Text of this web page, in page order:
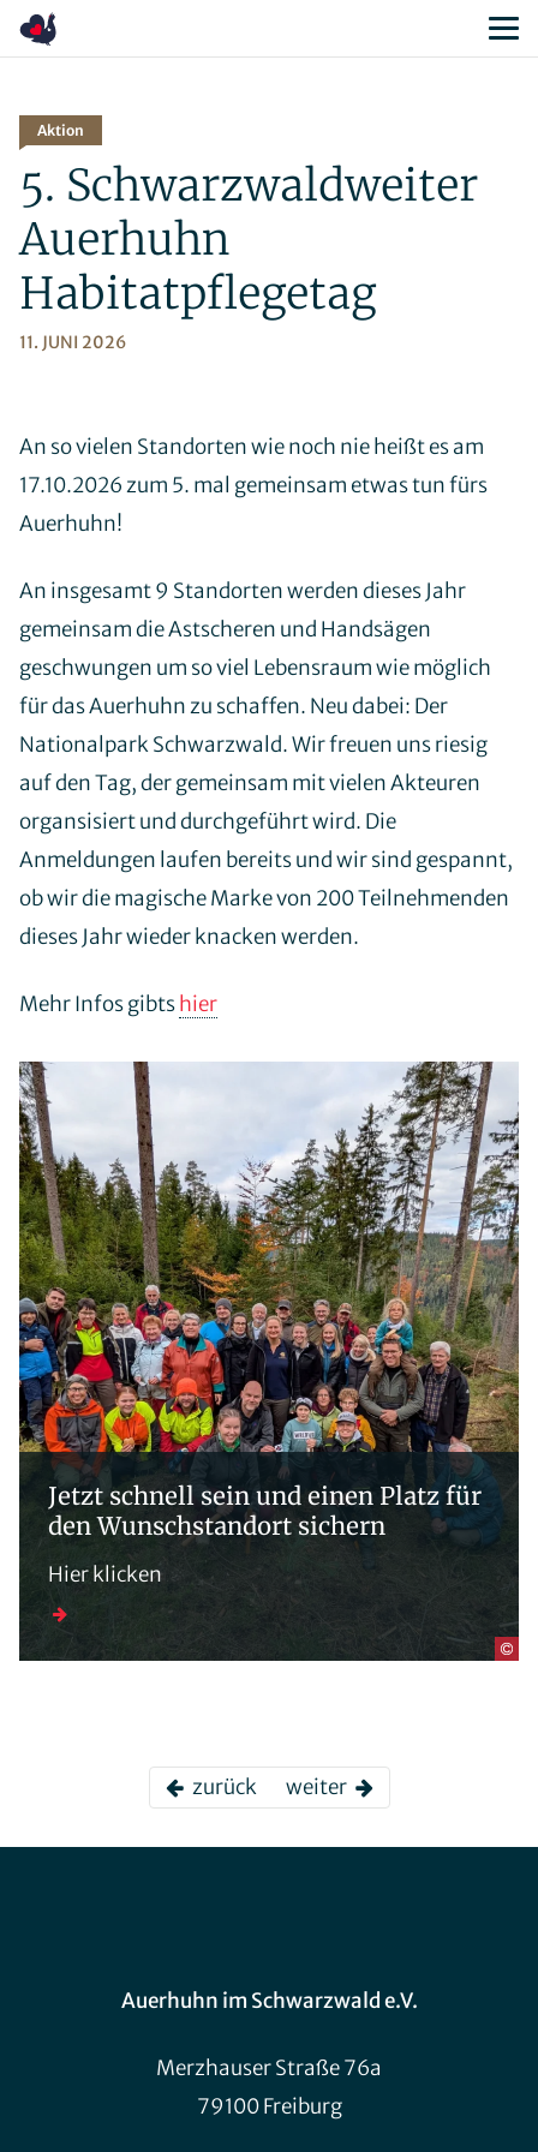
Auerhuhn Glossar
Unsere Ziele
Freund*innen
Kontakt
Offene Stellen
Mitglied werden
Patenschaft
Habitatpflegetag
Auerhuhn-Fan werden
Spenden
bewusstWild
VwV Naturnahe Waldwirtschaft
Aktuelle Projekte
Abgeschlossene Projekte
Termine
Aktion
5. Schwarzwaldweiter
Auerhuhn
Habitatpflegetag
11. JUNI 2026
An so vielen Standorten wie noch nie heißt es am
17.10.2026 zum 5. mal gemeinsam etwas tun fürs
Auerhuhn!
An insgesamt 9 Standorten werden dieses Jahr
gemeinsam die Astscheren und Handsägen
geschwungen um so viel Lebensraum wie möglich
für das Auerhuhn zu schaffen. Neu dabei: Der
Nationalpark Schwarzwald. Wir freuen uns riesig
auf den Tag, der gemeinsam mit vielen Akteuren
organsisiert und durchgeführt wird. Die
Anmeldungen laufen bereits und wir sind gespannt,
ob wir die magische Marke von 200 Teilnehmenden
dieses Jahr wieder knacken werden.
Mehr Infos gibts hier
Jetzt schnell sein und einen Platz für
den Wunschstandort sichern
Hier klicken
zurück weiter
Auerhuhn im Schwarzwald e.V.
Merzhauser Straße 76a
79100 Freiburg